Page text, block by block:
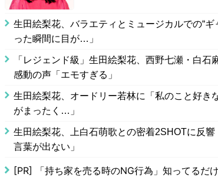
生田絵梨花、バラエティとミュージカルでの“
った瞬間に目が…」
「レジェンド級」生田絵梨花、西野七瀬・白石
感動の声「エモすぎる」
生田絵梨花、オードリー若林に「私のこと好き
がまったく…」
生田絵梨花、上白石萌歌との密着2SHOTに反
言葉が出ない」
[PR] 「持ち家を売る時のNG行為」知ってるだ